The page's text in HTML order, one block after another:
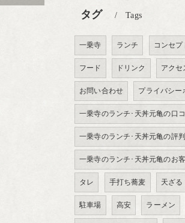
タグ Tags
一乗寺 ランチ コンセプ
フード ドリンク アクセ
お問い合わせ プライバシー
一乗寺のランチ･天丼元亀の口
一乗寺のランチ･天丼元亀の評判
一乗寺のランチ･天丼元亀のお
タレ 手打ち蕎麦 天ざる
駐車場 高安 ラーメン